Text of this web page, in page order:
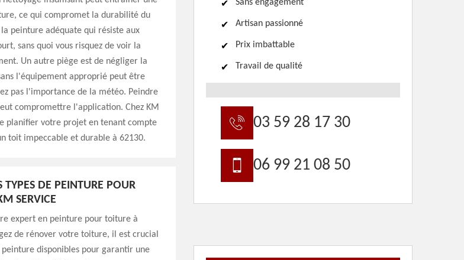
ce qui compromet la durabilité du
peinture adéquate qui résiste aux
sans quoi vous risquez de voir la
Un autre piège est de négliger la
l'équipement approprié peut être
pas l'importance de la météo. Peindre
compromettre l'application. Chez KM
planifier votre projet en tenant compte
toit impeccable et durable à 62130.
TYPES DE PEINTURE POUR
SERVICE
expert en peinture pour toiture à
de rénover votre toiture, il est crucial
disponibles pour garantir une
Sans engagement
Artisan passionné
Prix imbattable
Travail de qualité
03 59 28 17 30
06 99 21 08 50